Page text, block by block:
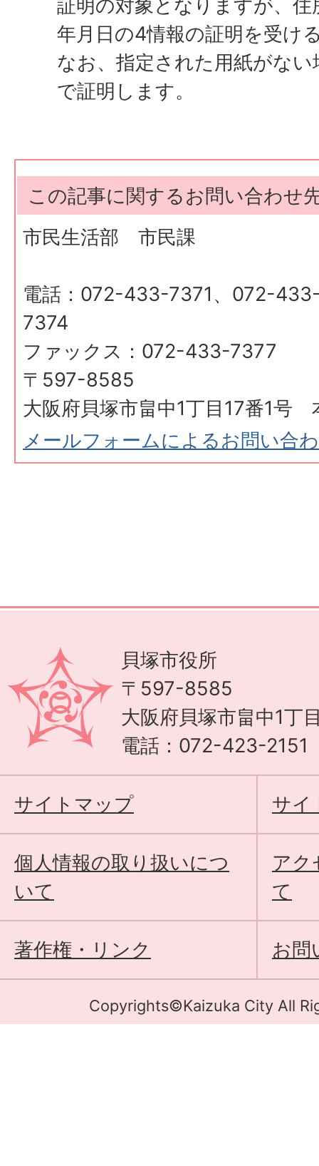
証明の対象となりますが、住
年月日の4情報の証明を受け
なお、指定された用紙がな
で証明します。
この記事に関するお問い合わせ
市民生活部 市民課
電話：072-433-7371、072-
7374
ファックス：072-433-7377
〒597-8585
大阪府貝塚市畠中1丁目17番1号
メールフォームによるお問い合
貝塚市役所
〒597-8585
大阪府貝塚市畠中1丁
電話：072-423-2151
サイトマップ サイ
個人情報の取り扱いにつ
いて
アク
て
著作権・リンク お問
Copyrights©Kaizuka City All